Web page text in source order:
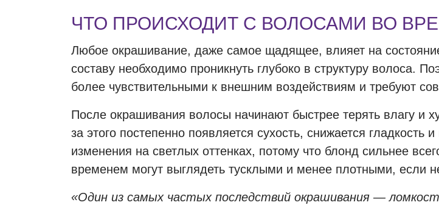
ЧТО ПРОИСХОДИТ С ВОЛОСАМИ ВО
Любое окрашивание, даже самое щадящее, влияет на
составу необходимо проникнуть глубоко в структуру волоса.
более чувствительными к внешним воздействиям и требуют
После окрашивания волосы начинают быстрее терять влагу и
за этого постепенно появляется сухость, снижается
изменения на светлых оттенках, потому что блонд сильнее
временем могут выглядеть тусклыми и менее плотными, если
«Один из самых частых последствий окрашивания —